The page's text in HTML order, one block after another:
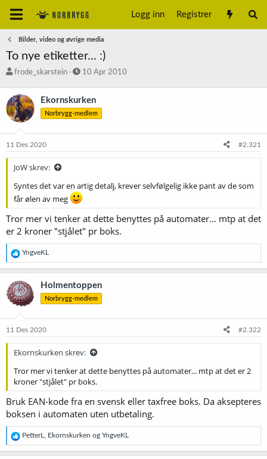
Logg inn Registrer
Bilder, video og øvrige media
To nye etiketter... :)
T
å
d
s
a
t
e
frode_skarstein
S
r
t
a
o
10 Apr 2010
Ekornskurken
Norbrygg-medlem
11 Des 2020 #2.321
JoW skrev:
Syntes det var en artig detalj, krever selvfølgelig ikke pant av de som
får ølen av meg
Tror mer vi tenker at dette benyttes på automater... mtp at det
er 2 kroner "stjålet" pr boks.
R
e
a
k
s
j
o
e
YngveKL
Holmentoppen
Norbrygg-medlem
11 Des 2020 #2.322
Ekornskurken skrev:
Tror mer vi tenker at dette benyttes på automater... mtp at det er 2
kroner "stjålet" pr boks.
Bruk EAN-kode fra en svensk eller taxfree boks. Da aksepteres
boksen i automaten uten utbetaling.
R
e
a
PetterL Ekornskurken og YngveKL